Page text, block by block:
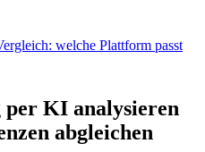
welche Plattform passt
per KI analysieren
abgleichen